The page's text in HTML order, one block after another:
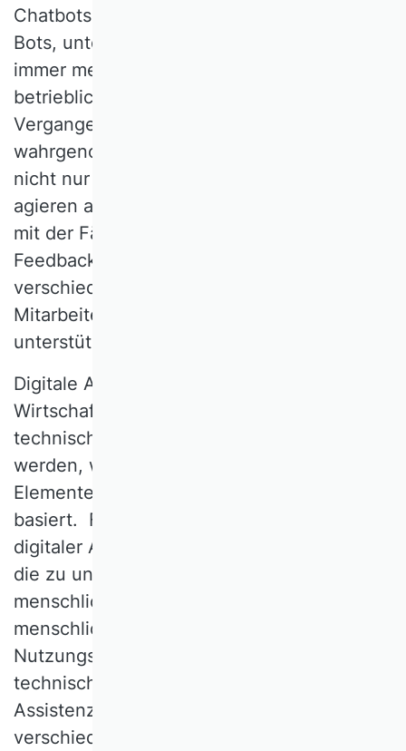
Chatbots und „Robotic Process Automation“
Bots, unterstützen sie uns auch heute
immer mehr bei der Durchführung
betrieblicher Aufgaben, welche in der
Vergangenheit primär von Menschen
wahrgenommen wurden. Sie übernehmen
nicht nur betriebliche Aufgaben, sondern
agieren auch als „Coach“, beispielsweise
mit der Fähigkeit individualisiertes
Feedback zu geben und beim Aufbau
verschiedenster Kompetenzen von
Mitarbeitern und Mitarbeiterinnen zu
unterstützen.
Digitale Assistenzsystem sollten, wie in der
Wirtschaftsinformatik üblich, als sozio-
technisches System konzeptualisiert
werden, welches auf den drei zentralen
Elementen Mensch, Aufgabe und Technik
basiert. Für die erfolgreiche Gestaltung
digitaler Assistenzsysteme ist es essential,
die zu unterstützende Aufgabe und die
menschliche Nutzerin oder den
menschlichen Nutzer im spezifischen
Nutzungskontext zu betrachten. Aus
technischer Sicht werden heute digitale
Assistenzsysteme unter Verwendung
verschiedenster Hard- und